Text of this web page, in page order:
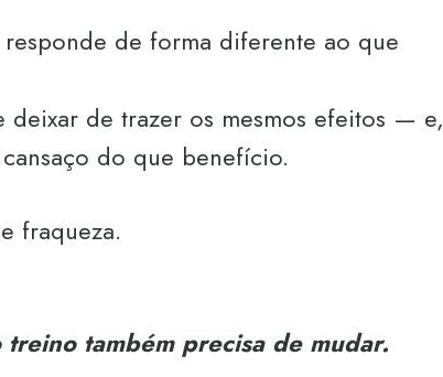
de forma diferente ao que
de trazer os mesmos efeitos — e,
do que benefício.
fraqueza.
também precisa de mudar.